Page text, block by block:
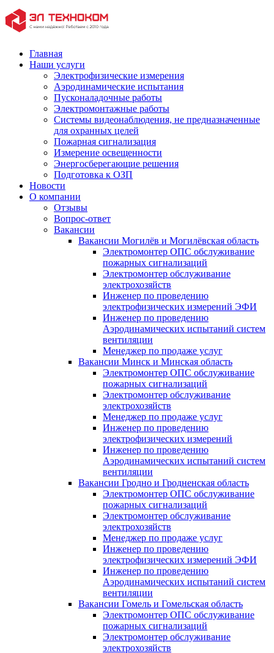
Главная
Наши услуги
Электрофизические измерения
Аэродинамические испытания
Пусконаладочные работы
Электромонтажные работы
Системы видеонаблюдения, не предназначенные
для охранных целей
Пожарная сигнализация
Измерение освещенности
Энергосберегающие решения
Подготовка к ОЗП
Новости
О компании
Отзывы
Вопрос-ответ
Вакансии
Вакансии Могилёв и Могилёвская область
Электромонтер ОПС обслуживание
пожарных сигнализаций
Электромонтер обслуживание
электрохозяйств
Инженер по проведению
электрофизических измерений ЭФИ
Инженер по проведению
Аэродинамических испытаний систем
вентиляции
Менеджер по продаже услуг
Вакансии Минск и Минская область
Электромонтер ОПС обслуживание
пожарных сигнализаций
Электромонтер обслуживание
электрохозяйств
Менеджер по продаже услуг
Инженер по проведению
электрофизических измерений
Инженер по проведению
Аэродинамических испытаний систем
вентиляции
Вакансии Гродно и Гродненская область
Электромонтер ОПС обслуживание
пожарных сигнализаций
Электромонтер обслуживание
электрохозяйств
Менеджер по продаже услуг
Инженер по проведению
электрофизических измерений ЭФИ
Инженер по проведению
Аэродинамических испытаний систем
вентиляции
Вакансии Гомель и Гомельская область
Электромонтер ОПС обслуживание
пожарных сигнализаций
Электромонтер обслуживание
электрохозяйств